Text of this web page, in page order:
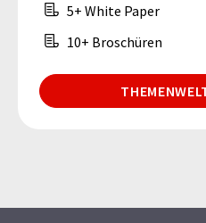
5+ White Paper
10+ Broschüren